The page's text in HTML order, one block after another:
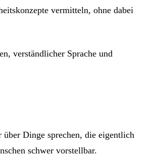
vermitteln, ohne dabei
verständlicher Sprache und
Dinge sprechen, die eigentlich
schwer vorstellbar.